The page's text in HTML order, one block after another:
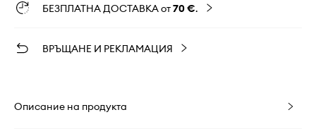
БЕЗПЛАТНА ДОСТАВКА от70 €.
ВРЪЩАНЕ И РЕКЛАМАЦИЯ
Описание на продукта